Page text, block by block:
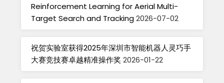
Reinforcement Learning for Aerial Multi-
Target Search and Tracking 2026-07-02
祝贺实验室获得2025年深圳市智能机器人灵巧手
大赛竞技赛卓越精准操作奖 2026-01-22